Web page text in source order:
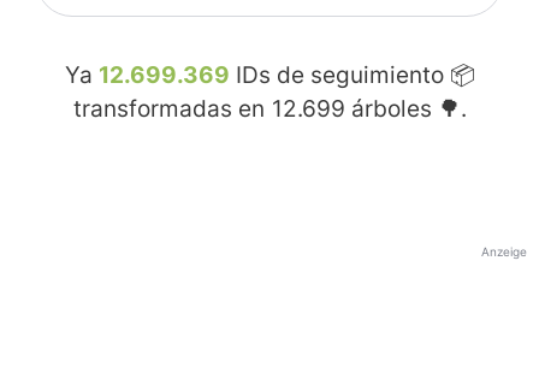
Ya 12.699.369 IDs de seguimiento 📦
transformadas en 12.699 árboles 🌳.
Anzeige